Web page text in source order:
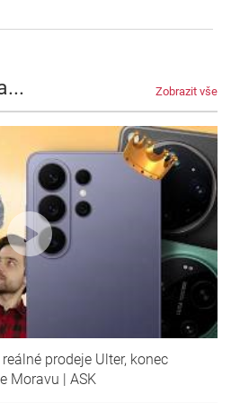
Zobrazit vše
prodeje Ulter, konec
Moravu | ASK